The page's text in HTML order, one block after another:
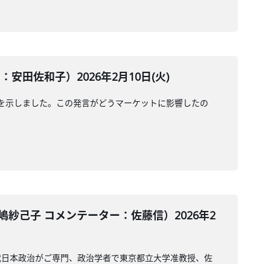
安田佐和子）2026年2月10日(火)
しました。この発言がどうマーケットに影響したの
紗己子 コメンテーター：佐藤信）2026年2
本政治がご専門、政治学者で東京都立大学准教授、佐